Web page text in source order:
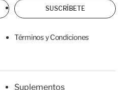
SUSCRÍBETE
Términos y Condiciones
Suplementos